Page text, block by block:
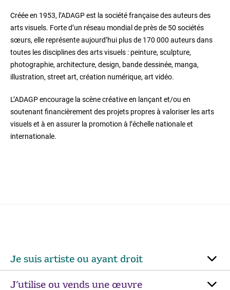
Créée en 1953, l’ADAGP est la société française des auteurs des
arts visuels. Forte d’un réseau mondial de près de 50 sociétés
sœurs, elle représente aujourd’hui plus de 170 000 auteurs dans
toutes les disciplines des arts visuels : peinture, sculpture,
photographie, architecture, design, bande dessinée, manga,
illustration, street art, création numérique, art vidéo.
L’ADAGP encourage la scène créative en lançant et/ou en
soutenant financièrement des projets propres à valoriser les arts
visuels et à en assurer la promotion à l’échelle nationale et
internationale.
Je suis artiste ou ayant droit
J’utilise ou vends une œuvre